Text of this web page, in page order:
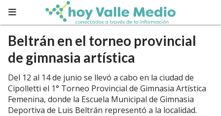
Beltrán en el torneo provincial
de gimnasia artística
Del 12 al 14 de junio se llevó a cabo en la ciudad de
Cipolletti el 1° Torneo Provincial de Gimnasia Artística
Femenina, donde la Escuela Municipal de Gimnasia
Deportiva de Luis Beltrán representó a la localidad.